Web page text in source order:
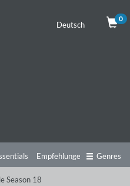
Deutsch
0
Empfehlungen
Vorschau
Genres
Season 18